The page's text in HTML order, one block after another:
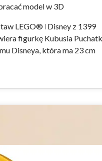
model w 3D
LEGO® ǀ Disney z 1399
figurkę Kubusia
Disneya, która ma 23 cm